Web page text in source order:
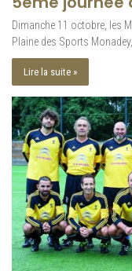
Dimanche 11 octobre, les
Plaine des Sports
Lire la suite »